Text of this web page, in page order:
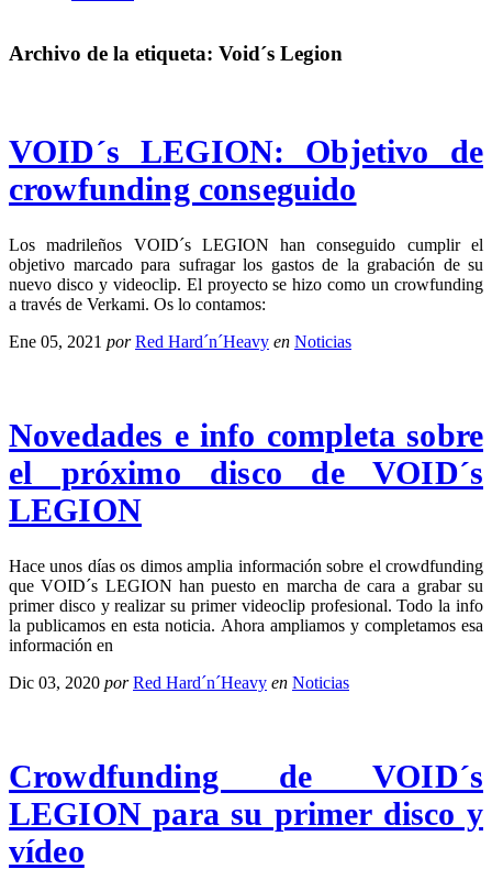
Archivo de la etiqueta: Void´s Legion
VOID´s LEGION: Objetivo de
crowfunding conseguido
Los madrileños VOID´s LEGION han conseguido cumplir el
objetivo marcado para sufragar los gastos de la grabación de su
nuevo disco y videoclip. El proyecto se hizo como un crowfunding
a través de Verkami. Os lo contamos:
Ene 05, 2021 por Red Hard´n´Heavy en Noticias
Novedades e info completa sobre
el próximo disco de VOID´s
LEGION
Hace unos días os dimos amplia información sobre el crowdfunding
que VOID´s LEGION han puesto en marcha de cara a grabar su
primer disco y realizar su primer videoclip profesional. Todo la info
la publicamos en esta noticia. Ahora ampliamos y completamos esa
información en
Dic 03, 2020 por Red Hard´n´Heavy en Noticias
Crowdfunding de VOID´s
LEGION para su primer disco y
vídeo